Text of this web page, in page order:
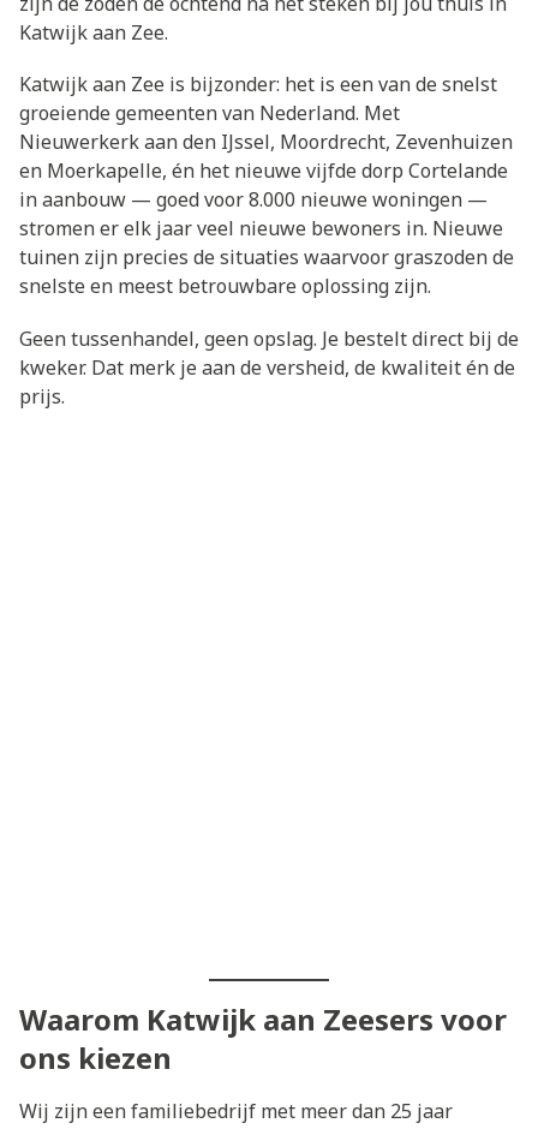
Katwijk aan Zee.
Katwijk aan Zee is bijzonder: het is een van de snelst
groeiende gemeenten van Nederland. Met
Nieuwerkerk aan den IJssel, Moordrecht, Zevenhuizen
en Moerkapelle, én het nieuwe vijfde dorp Cortelande
in aanbouw — goed voor 8.000 nieuwe woningen —
stromen er elk jaar veel nieuwe bewoners in. Nieuwe
tuinen zijn precies de situaties waarvoor graszoden de
snelste en meest betrouwbare oplossing zijn.
Geen tussenhandel, geen opslag. Je bestelt direct bij de
kweker. Dat merk je aan de versheid, de kwaliteit én de
prijs.
Waarom Katwijk aan Zeesers voor
ons kiezen
Wij zijn een familiebedrijf met meer dan 25 jaar